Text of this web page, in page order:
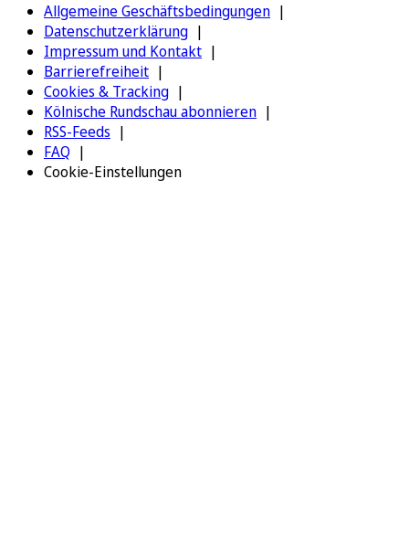
Allgemeine Geschäftsbedingungen
Datenschutzerklärung
Impressum und Kontakt
Barrierefreiheit
Cookies & Tracking
Kölnische Rundschau abonnieren
RSS-Feeds
FAQ
Cookie-Einstellungen